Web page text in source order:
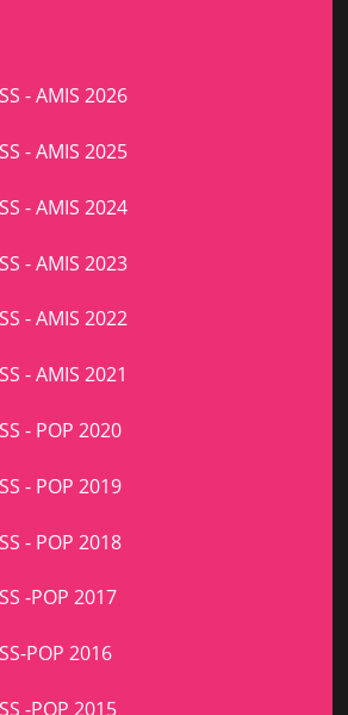
- AMIS 2026
- AMIS 2025
- AMIS 2024
- AMIS 2023
- AMIS 2022
- AMIS 2021
- POP 2020
- POP 2019
- POP 2018
-POP 2017
POP 2016
-POP 2015